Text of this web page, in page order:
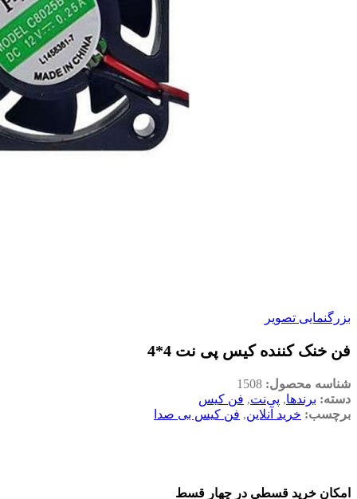
بزرگنمایی تصویر
فن خنک کننده کیس پی نت 4*4
شناسه محصول: 1508
دسته: برندها, پی‌نت, فن کیس
برچسب: خرید آنلاین, فن کیس بی صدا
امکان خرید قسطی در چهار قسط